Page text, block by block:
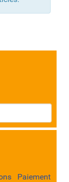
Paiement